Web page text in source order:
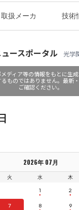
取扱メーカ 技術
ースポータル 光学
ディア等の情報をもとに生
ものではありません。最新
ご確認ください。
2026年 07月
火 水 木
1 2
7 8 9